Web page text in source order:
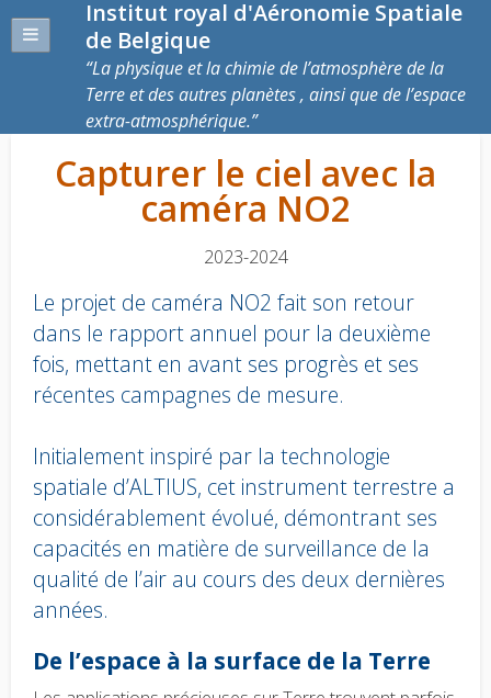
Institut royal d'Aéronomie Spatiale
de Belgique
La physique et la chimie de l’atmosphère de la
Terre et des autres planètes , ainsi que de l’espace
extra-atmosphérique.
Capturer le ciel avec la
caméra NO2
2023-2024
Le projet de caméra NO2 fait son retour
dans le rapport annuel pour la deuxième
fois, mettant en avant ses progrès et ses
récentes campagnes de mesure.
Initialement inspiré par la technologie
spatiale d’ALTIUS, cet instrument terrestre a
considérablement évolué, démontrant ses
capacités en matière de surveillance de la
qualité de l’air au cours des deux dernières
années.
Body
De l’espace à la surface de la Terre